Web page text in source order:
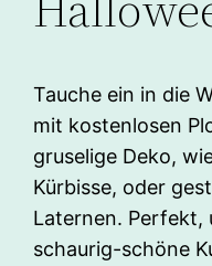
Tauche ein in die
mit kostenlosen
gruselige Deko,
Kürbisse, oder
Laternen. Perfekt,
schaurig-schöne